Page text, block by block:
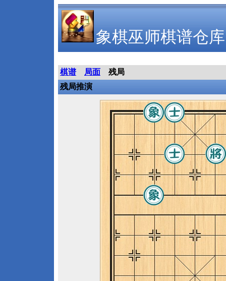
象棋巫师棋谱仓库
棋谱 局面
残局
残局推演